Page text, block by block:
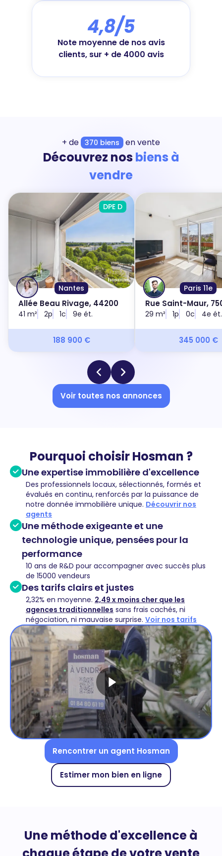
4,8/5
Note moyenne de nos avis
clients, sur + de 4000 avis
+ de 370 biens en vente
Découvrez nosbiens à
vendre
Nantes
DPE D
Allée Beau Rivage, 44200
41 m² 2p 1c 9e ét.
188 900 €
Paris 11e
Rue Saint-Maur,
29 m² 1p 0c 4e ét.
345 000 €
Voir toutes nos annonces
Pourquoi choisir Hosman ?
Une expertise immobilière d'excellence
Des professionnels locaux, sélectionnés, formés et
évalués en continu, renforcés par la puissance de
notre donnée immobilière unique. Découvrir nos
agents
Une méthode exigeante et une
technologie unique, pensées pour la
performance
10 ans de R&D pour accompagner avec succès plus
de 15000 vendeurs
Des tarifs clairs et justes
2,32% en moyenne. 2,49 x moins cher que les
agences traditionnelles sans frais cachés, ni
négociation, ni mauvaise surprise. Voir nos tarifs
Rencontrer un agent Hosman
Estimer mon bien en ligne
Une méthode d'excellence à